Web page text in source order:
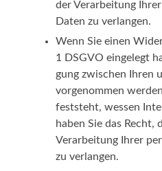
der Ver­ar­bei­tung
Daten zu verlangen.
Wenn Sie einen
1 DSGVO ein­ge­legt
gung zwi­schen Ihren
vor­ge­nom­men
fest­steht, wes­sen
haben Sie das Recht,
Ver­ar­bei­tung Ihrer
zu verlangen.